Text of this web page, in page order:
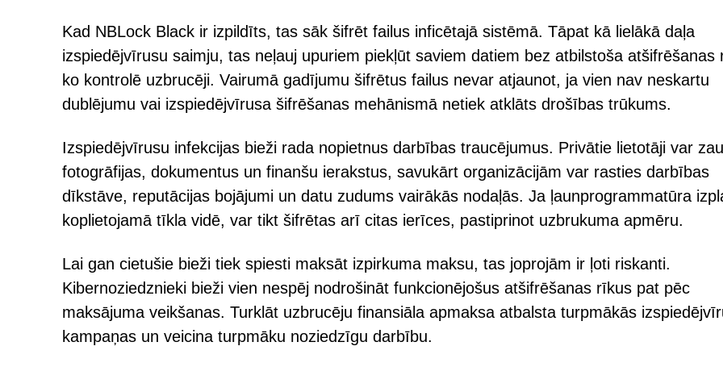
Kad NBLock Black ir izpildīts, tas sāk šifrēt failus inficētajā sistēmā. Tāpat kā lielākā daļa
izspiedējvīrusu saimju, tas neļauj upuriem piekļūt saviem datiem bez atbilstoša atšifrēšanas
ko kontrolē uzbrucēji. Vairumā gadījumu šifrētus failus nevar atjaunot, ja vien nav neskartu
dublējumu vai izspiedējvīrusa šifrēšanas mehānismā netiek atklāts drošības trūkums.
Izspiedējvīrusu infekcijas bieži rada nopietnus darbības traucējumus. Privātie lietotāji var
fotogrāfijas, dokumentus un finanšu ierakstus, savukārt organizācijām var rasties darbības
dīkstāve, reputācijas bojājumi un datu zudums vairākās nodaļās. Ja ļaunprogrammatūra
koplietojamā tīkla vidē, var tikt šifrētas arī citas ierīces, pastiprinot uzbrukuma apmēru.
Lai gan cietušie bieži tiek spiesti maksāt izpirkuma maksu, tas joprojām ir ļoti riskanti.
Kibernoziedznieki bieži vien nespēj nodrošināt funkcionējošus atšifrēšanas rīkus pat pēc
maksājuma veikšanas. Turklāt uzbrucēju finansiāla apmaksa atbalsta turpmākās
kampaņas un veicina turpmāku noziedzīgu darbību.